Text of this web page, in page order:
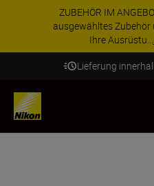
ZUBEHÖR IM
ausgewähltes Zubehör
Ihre Ausrüstu...
Lieferung